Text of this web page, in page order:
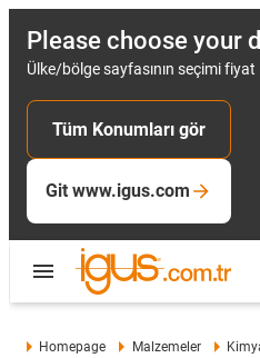
Please choose your
Ülke/bölge sayfasının seçimi fiyat
Tüm Konumları gör
Git www.igus.com
Homepage Malzemeler